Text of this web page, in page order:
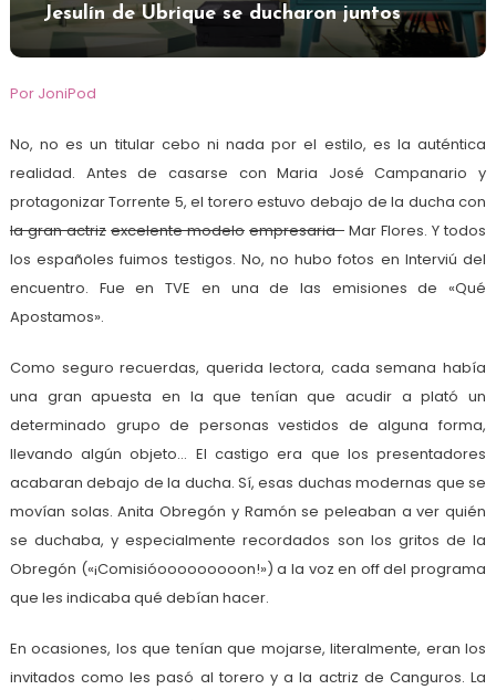
Jesulín de Ubrique se ducharon juntos
Por JoniPod
No, no es un titular cebo ni nada por el estilo, es la auténtica
realidad. Antes de casarse con Maria José Campanario y
protagonizar Torrente 5, el torero estuvo debajo de la ducha con
la gran actriz excelente modelo empresaria Mar Flores. Y todos
los españoles fuimos testigos. No, no hubo fotos en Interviú del
encuentro. Fue en TVE en una de las emisiones de «Qué
Apostamos».
Como seguro recuerdas, querida lectora, cada semana había
una gran apuesta en la que tenían que acudir a plató un
determinado grupo de personas vestidos de alguna forma,
llevando algún objeto… El castigo era que los presentadores
acabaran debajo de la ducha. Sí, esas duchas modernas que se
movían solas. Anita Obregón y Ramón se peleaban a ver quién
se duchaba, y especialmente recordados son los gritos de la
Obregón («¡Comisióooooooooon!») a la voz en off del programa
que les indicaba qué debían hacer.
En ocasiones, los que tenían que mojarse, literalmente, eran los
invitados como les pasó al torero y a la actriz de Canguros. La